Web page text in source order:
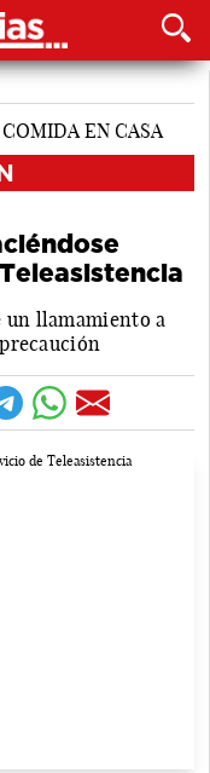
llamamiento a